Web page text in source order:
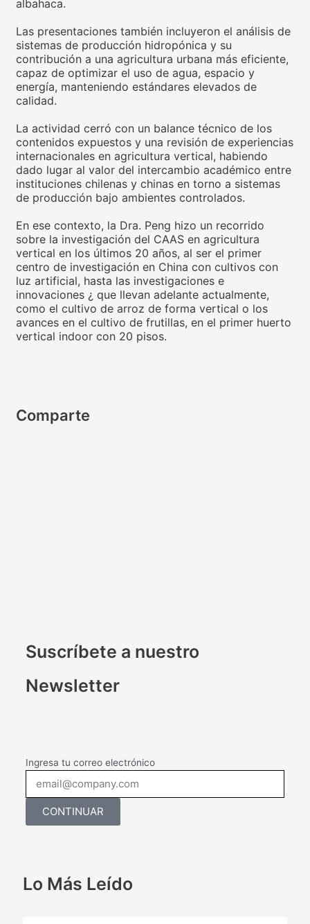
Comparte
albahaca.
Las presentaciones también incluyeron el análisis de
sistemas de producción hidropónica y su
contribución a una agricultura urbana más eficiente,
capaz de optimizar el uso de agua, espacio y
energía, manteniendo estándares elevados de
calidad.
La actividad cerró con un balance técnico de los
contenidos expuestos y una revisión de experiencias
internacionales en agricultura vertical, habiendo
dado lugar al valor del intercambio académico entre
instituciones chilenas y chinas en torno a sistemas
de producción bajo ambientes controlados.
En ese contexto, la Dra. Peng hizo un recorrido
sobre la investigación del CAAS en agricultura
vertical en los últimos 20 años, al ser el primer
centro de investigación en China con cultivos con
luz artificial, hasta las investigaciones e
innovaciones ¿ que llevan adelante actualmente,
como el cultivo de arroz de forma vertical o los
avances en el cultivo de frutillas, en el primer huerto
vertical indoor con 20 pisos.
Suscríbete a nuestro
Newsletter
Ingresa tu correo electrónico
CONTINUAR
Lo Más Leído